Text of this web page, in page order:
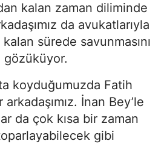
kalan zaman diliminde
da avukatlarıyla
sürede savunmasını
koyduğumuzda Fatih
İnan Bey’le
da çok kısa bir zaman
gibi